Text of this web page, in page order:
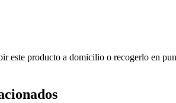
este producto a domicilio o recogerlo en